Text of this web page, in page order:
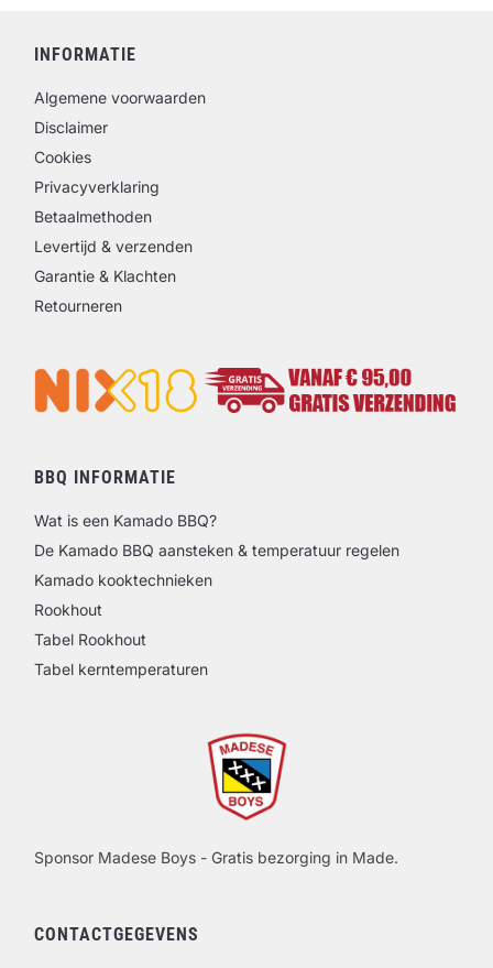
INFORMATIE
Algemene voorwaarden
Disclaimer
Cookies
Privacyverklaring
Betaalmethoden
Levertijd & verzenden
Garantie & Klachten
Retourneren
BBQ INFORMATIE
Wat is een Kamado BBQ?
De Kamado BBQ aansteken & temperatuur regelen
Kamado kooktechnieken
Rookhout
Tabel Rookhout
Tabel kerntemperaturen
Sponsor Madese Boys - Gratis bezorging in Made.
CONTACTGEGEVENS